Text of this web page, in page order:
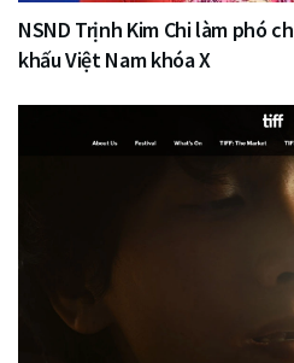
NSND Trịnh Kim Chi làm phó
khấu Việt Nam khóa X